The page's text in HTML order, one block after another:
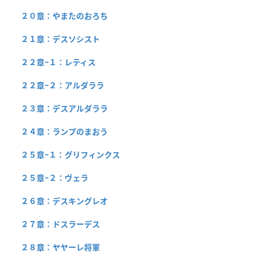
２０章：やまたのおろち
２１章：デスソシスト
２２章−１：レティス
２２章−２：アルダララ
２３章：デスアルダララ
２４章：ランプのまおう
２５章−１：グリフィンクス
２５章−２：ヴェラ
２６章：デスキングレオ
２７章：ドスラーデス
２８章：ヤヤーレ将軍